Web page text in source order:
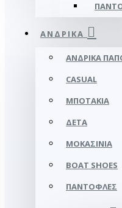
ΑΝΔΡΙΚΆ
ΑΝΔΡΙΚΆ
CASUAL
ΜΠΟΤΆΚΙΑ
ΔΕΤΆ
ΜΟΚΑΣΊΝΙΑ
BOAT SHOES
ΠΑΝΤΌΦΛΕΣ